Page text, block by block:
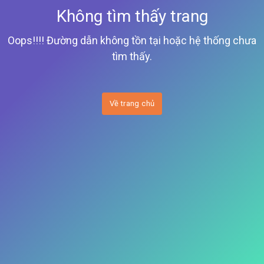
Không tìm thấy trang
Oops!!!! Đường dẫn không tồn tại hoặc hệ thống chưa
tìm thấy.
Về trang chủ